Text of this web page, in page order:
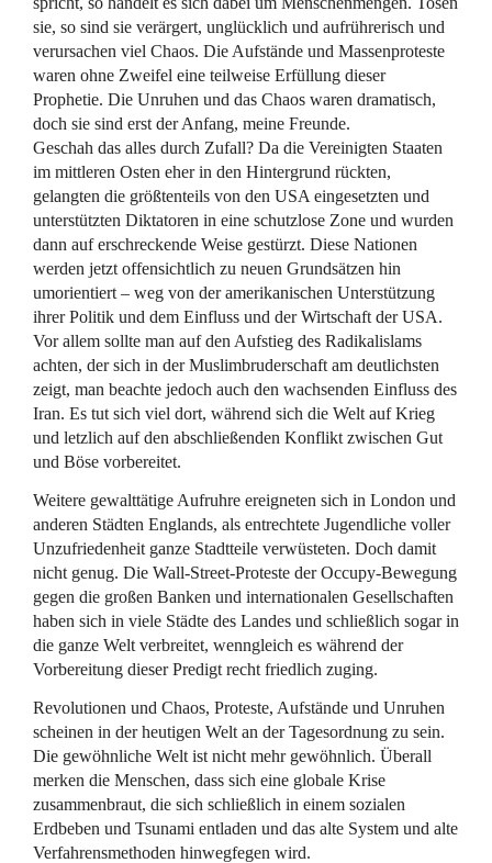
sie, so sind sie verärgert, unglücklich und aufrührerisch und
verursachen viel Chaos. Die Aufstände und Massenproteste
waren ohne Zweifel eine teilweise Erfüllung dieser
Prophetie. Die Unruhen und das Chaos waren dramatisch,
doch sie sind erst der Anfang, meine Freunde.
Geschah das alles durch Zufall? Da die Vereinigten Staaten
im mittleren Osten eher in den Hintergrund rückten,
gelangten die größtenteils von den USA eingesetzten und
unterstützten Diktatoren in eine schutzlose Zone und wurden
dann auf erschreckende Weise gestürzt. Diese Nationen
werden jetzt offensichtlich zu neuen Grundsätzen hin
umorientiert – weg von der amerikanischen Unterstützung
ihrer Politik und dem Einfluss und der Wirtschaft derUSA.
Vor allem sollte man auf den Aufstieg des Radikalislams
achten, der sich in der Muslimbruderschaft am deutlichsten
zeigt, man beachte jedoch auch den wachsenden Einfluss des
Iran. Es tut sich viel dort, während sich die Welt auf Krieg
und letzlich auf den abschließenden Konflikt zwischen Gut
und Böse vorbereitet.
Weitere gewalttätige Aufruhre ereigneten sich in London und
anderen Städten Englands, als entrechtete Jugendliche voller
Unzufriedenheit ganze Stadtteile verwüsteten. Doch damit
nicht genug. Die Wall-Street-Proteste der Occupy-Bewegung
gegen die großen Banken und internationalen Gesellschaften
haben sich in viele Städte des Landes und schließlich sogar in
die ganze Welt verbreitet, wenngleich es während der
Vorbereitung dieser Predigt recht friedlich zuging.
Revolutionen und Chaos, Proteste, Aufstände und Unruhen
scheinen in der heutigen Welt an der Tagesordnung zu sein.
Die gewöhnliche Welt ist nicht mehr gewöhnlich. Überall
merken die Menschen, dass sich eine globale Krise
zusammenbraut, die sich schließlich in einem sozialen
Erdbeben und Tsunami entladen und das alte System und alte
Verfahrensmethoden hinwegfegen wird.